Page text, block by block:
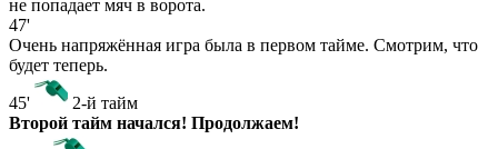
не попадает мяч в ворота.
47'
Очень напряжённая игра была в первом тайме. Смотрим, что
будет теперь.
45'
2-й тайм
Второй тайм начался! Продолжаем!